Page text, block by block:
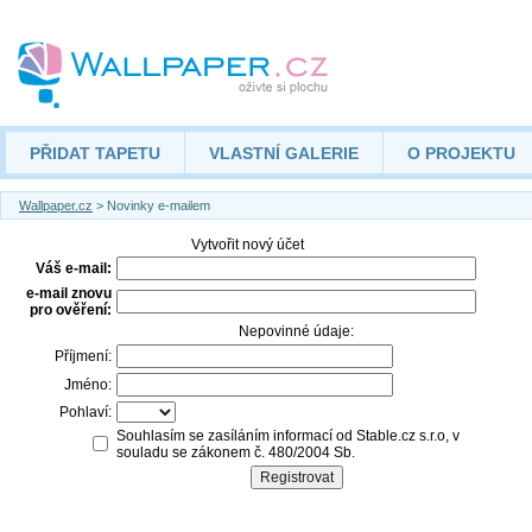
PŘIDAT TAPETU VLASTNÍ GALERIE O PROJEKTU
Wallpaper.cz > Novinky e-mailem